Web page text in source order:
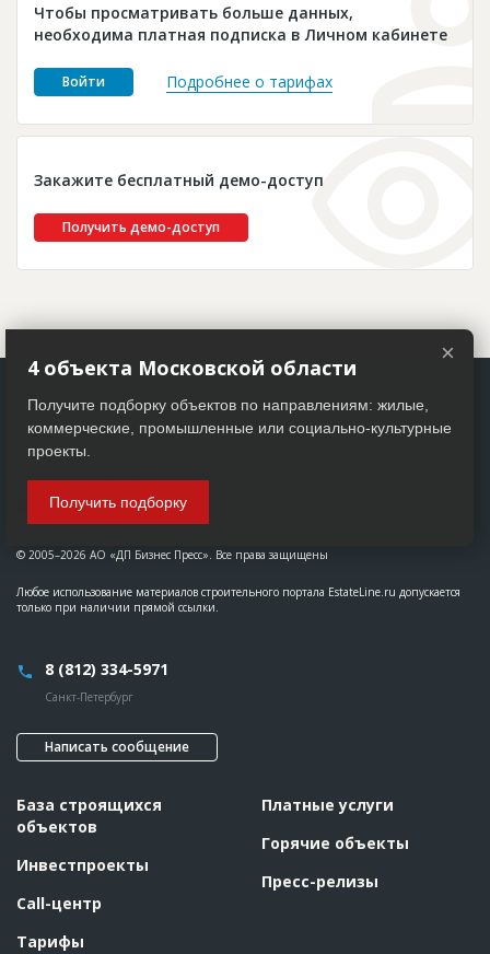
Платные услуги
Пресс-релизы
Чтобы просматривать больше данных,
необходима платная подписка в Личном кабинете
Войти Подробнее о тарифах
Закажите бесплатный демо-доступ
Получить демо-доступ
© 2005–2026 АО «ДП Бизнес Пресс». Все права защищены
Любое использование материалов строительного портала EstateLine.ru допускается
только при наличии прямой ссылки.
8 (812) 334-5971
Санкт-Петербург
Написать сообщение
База строящихся
объектов
Инвестпроекты
Call-центр
Тарифы
Платные услуги
Горячие объекты
Пресс-релизы
×
4 объекта Московской области
Получите подборку объектов по направлениям: жилые,
коммерческие, промышленные или социально-культурные
проекты.
Получить подборку